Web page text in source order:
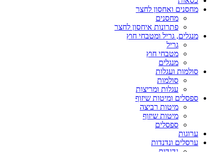
מחסנים ואחסון לחצר
מחסנים
פתרונות איחסון לחצר
מנגלים, גריל ומטבחי חוץ
גריל
מטבחי חוץ
מנגלים
סולמות ועגלות
סולמות
עגלות ומריצות
ספסלים ומיטות שיזוף
מיטות רביצה
מיטות שיזוף
ספסלים
ערוגות
ערסלים ונדנדות